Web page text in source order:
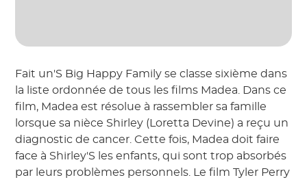
Fait un'S Big Happy Family se classe sixième dans
la liste ordonnée de tous les films Madea. Dans ce
film, Madea est résolue à rassembler sa famille
lorsque sa nièce Shirley (Loretta Devine) a reçu un
diagnostic de cancer. Cette fois, Madea doit faire
face à Shirley'S les enfants, qui sont trop absorbés
par leurs problèmes personnels. Le film Tyler Perry